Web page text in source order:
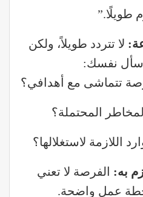
طويلًا.”
: لا تتردد طويلاً، ولكن
نفسك:
تتماشى مع أهدافي؟
المحتملة؟
اللازمة لاستغلالها؟
به: الفرصة لا تعني
عمل واضحة.